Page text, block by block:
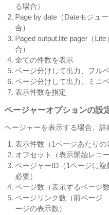
る場合）
Page by date（Dateモジュ
合）
Paged output,lite pager（
合）
全ての件数を表示
ページ分けして出力、フル
ページ分けして出力、ミニ
表示件数を指定
ページャーオプションの設
ページャーを表示する場合、詳
表示件数（1ページあたりの
オフセット（表示開始レコ
ページャーID（1ページに
必要）
ページ数（表示するページ
ページリンク数（前ページ
ージの表示数）